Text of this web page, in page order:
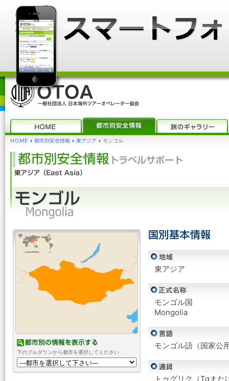
HOME › 都市別安全情報 › 東アジア › モンゴル
東アジア
モンゴル国
Mongolia
モンゴル語（国家公
トゥグリク（Tgまた
下のプルダウンから都市を選択してください